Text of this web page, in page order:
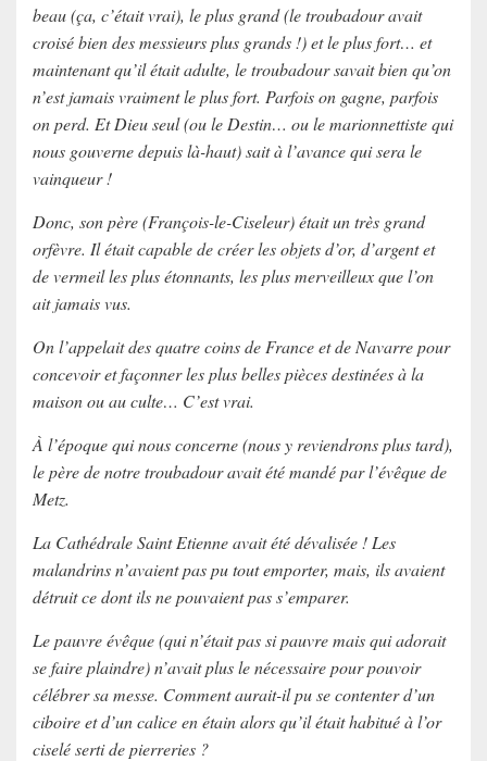
beau (ça, c’était vrai), le plus grand (le troubadour avait
croisé bien des messieurs plus grands !) et le plus fort… et
maintenant qu’il était adulte, le troubadour savait bien qu’on
n’est jamais vraiment le plus fort. Parfois on gagne, parfois
on perd. Et Dieu seul (ou le Destin… ou le marionnettiste qui
nous gouverne depuis là-haut) sait à l’avance qui sera le
vainqueur !
Donc, son père (François-le-Ciseleur) était un très grand
orfèvre. Il était capable de créer les objets d’or, d’argent et
de vermeil les plus étonnants, les plus merveilleux que l’on
ait jamais vus.
On l’appelait des quatre coins de France et de Navarre pour
concevoir et façonner les plus belles pièces destinées à la
maison ou au culte… C’est vrai.
À l’époque qui nous concerne (nous y reviendrons plus tard),
le père de notre troubadour avait été mandé par l’évêque de
Metz.
La Cathédrale Saint Etienne avait été dévalisée ! Les
malandrins n’avaient pas pu tout emporter, mais, ils avaient
détruit ce dont ils ne pouvaient pas s’emparer.
Le pauvre évêque (qui n’était pas si pauvre mais qui adorait
se faire plaindre) n’avait plus le nécessaire pour pouvoir
célébrer sa messe. Comment aurait-il pu se contenter d’un
ciboire et d’un calice en étain alors qu’il était habitué à l’or
ciselé serti de pierreries ?